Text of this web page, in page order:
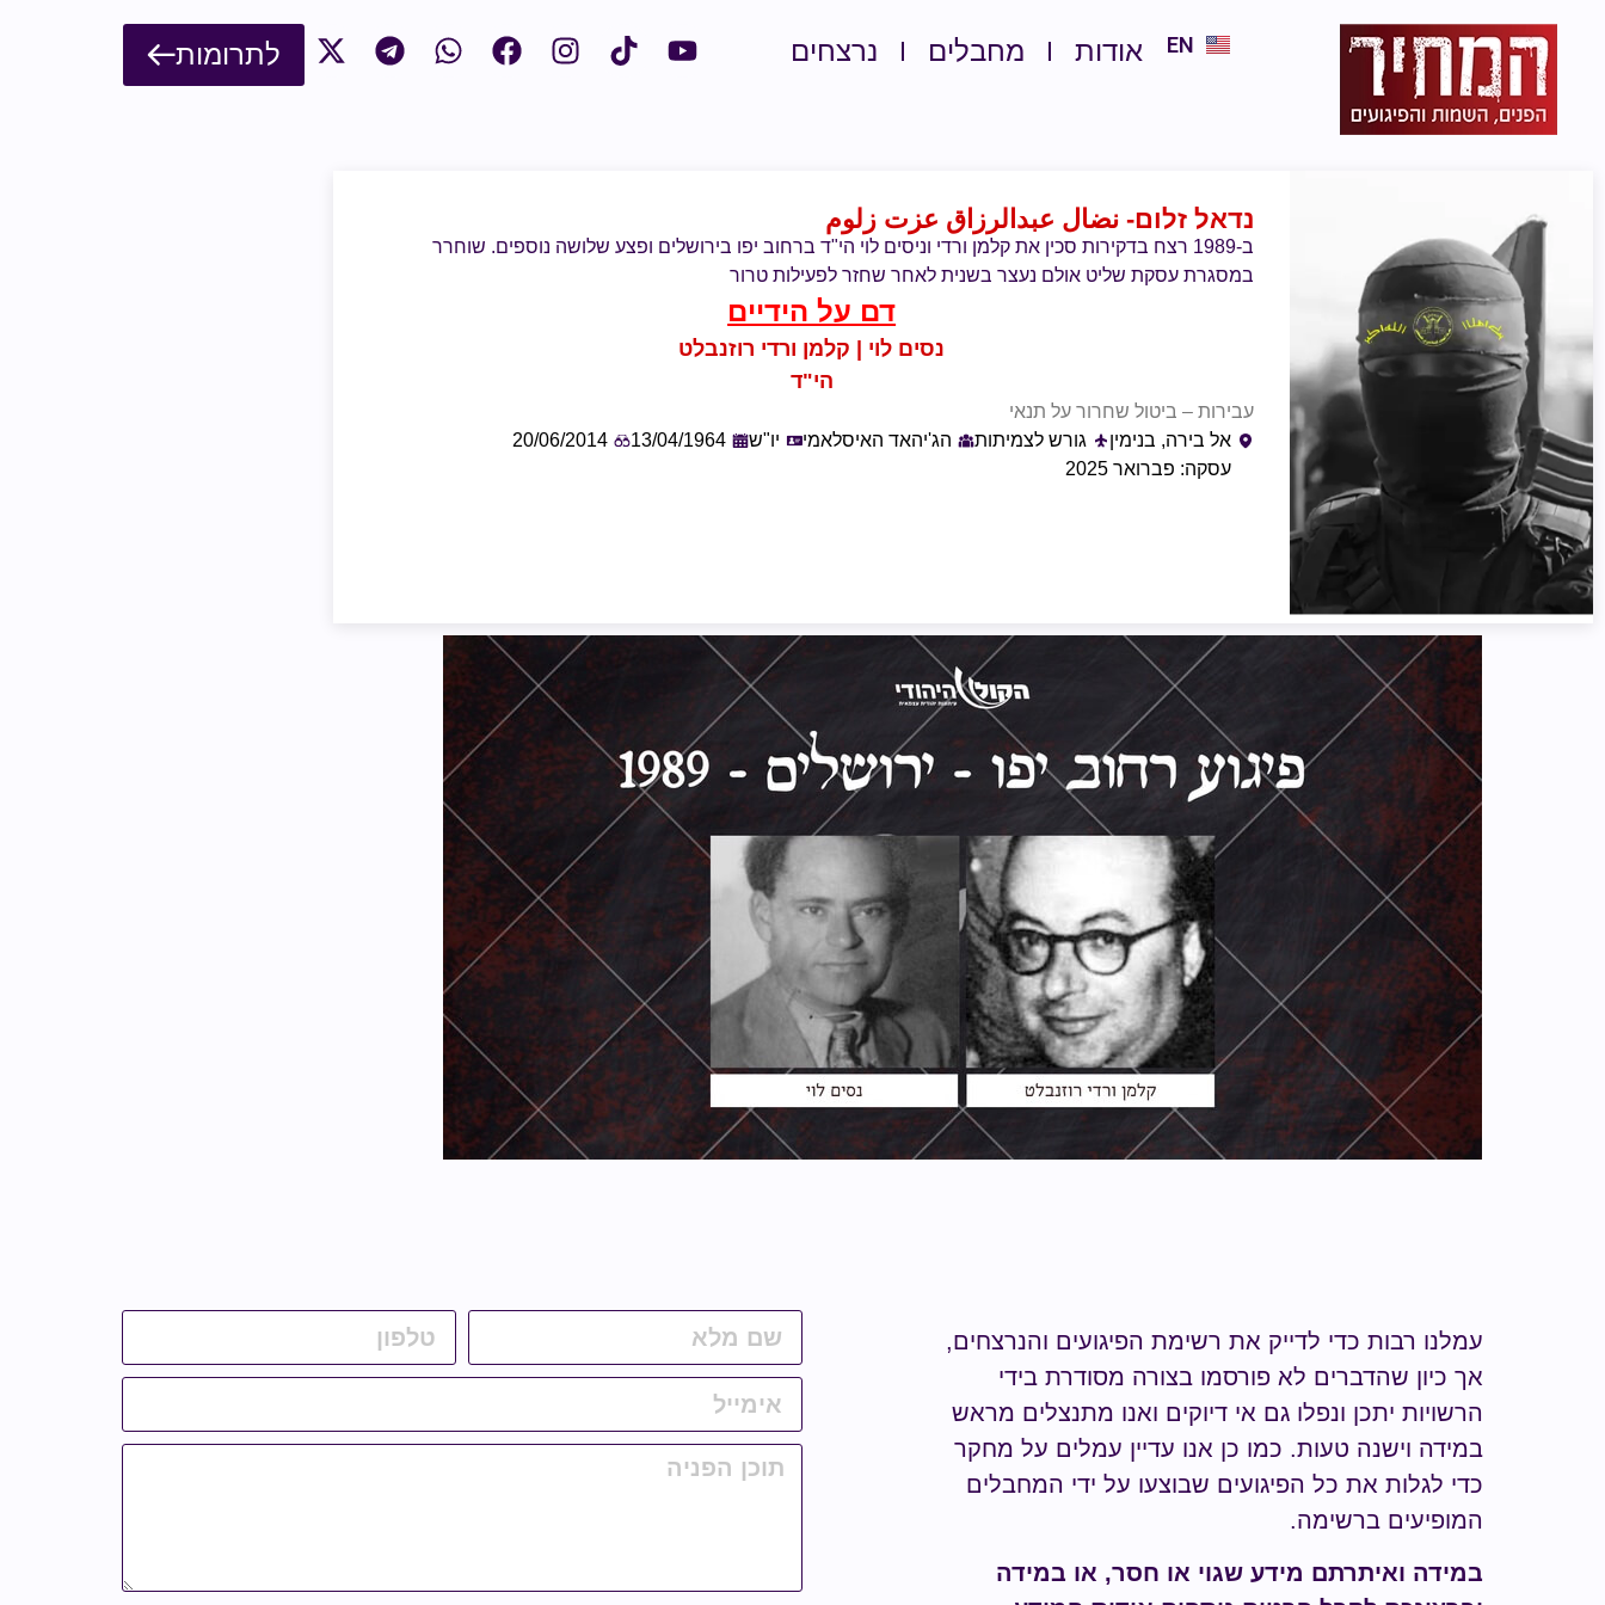
EN אודות מחבלים נרצחים לתרומות
נדאל זלום- نضال عبدالرزاق عزت زلوم
ב-1989 רצח בדקירות סכין את קלמן ורדי וניסים לוי הי"ד ברחוב יפו בירושלים ופצע שלושה נוספים. שוחרר
במסגרת עסקת שליט אולם נעצר בשנית לאחר שחזר לפעילות טרור
דם על הידיים
נסים לוי | קלמן ורדי רוזנבלט
הי"ד
עבירות – ביטול שחרור על תנאי
אל בירה, בנימין
גורש לצמיתות הג'יהאד האיסלאמי יו"ש 13/04/1964
20/06/2014
עסקה: פברואר 2025
עמלנו רבות כדי לדייק את רשימת הפיגועים והנרצחים,
אך כיון שהדברים לא פורסמו בצורה מסודרת בידי
הרשויות יתכן ונפלו גם אי דיוקים ואנו מתנצלים מראש
במידה וישנה טעות. כמו כן אנו עדיין עמלים על מחקר
כדי לגלות את כל הפיגועים שבוצעו על ידי המחבלים
המופיעים ברשימה.
במידה ואיתרתם מידע שגוי או חסר, או במידה